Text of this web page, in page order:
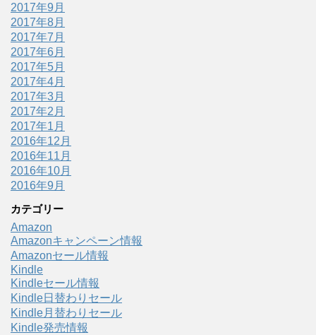
2017年9月
2017年8月
2017年7月
2017年6月
2017年5月
2017年4月
2017年3月
2017年2月
2017年1月
2016年12月
2016年11月
2016年10月
2016年9月
カテゴリー
Amazon
Amazonキャンペーン情報
Amazonセール情報
Kindle
Kindleセール情報
Kindle日替わりセール
Kindle月替わりセール
Kindle発売情報